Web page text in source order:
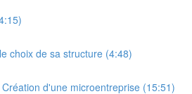
choix de sa structure (4:48)
d'une microentreprise (15:51)